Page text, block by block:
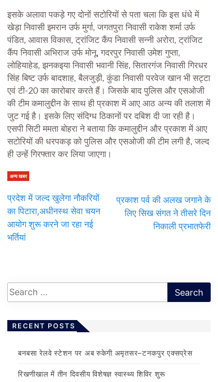
इसके अलावा पकड़े गए दोनों सटोरियों से पता चला कि इस धंधे में
खेड़ा निवासी इमरान उर्फ मुर्गा, जगतपुरा निवासी राकेश शर्मा उर्फ
पंडित, आवास विकास, ट्रांजिट कैंप निवासी सन्नी अरोरा, ट्रांजिट
कैंप निवासी अभिराज उर्फ मोनू, गदरपुर निवासी उमेश गुप्ता,
लोहियाहेड, झनकइया निवासी भवानी सिंह, सितारगंज निवासी गिरधर
सिंह बिष्ट उर्फ बादशाह, बैलजुड़ी, कुंडा निवासी परवेज खान भी सट्टा
एवं टी-20 का कारोबार करते हैं। जिसके बाद पुलिस और एसओजी
की टीम कमालुद्दीन के साथ ही प्रकाश में आए आठ अन्य की तलाश में
जुट गई है। इसके लिए संदिग्ध ठिकानों पर दबिश दी जा रही है।
एसपी सिटी ममता बोहरा ने बताया कि कमालुद्दीन और प्रकाश में आए
सटोरियों की धरपकड़ को पुलिस और एसओजी की टीम लगी है, जल्द
ही उन्हें गिरफ्तार कर लिया जाएगा।
अन्य खबर
प्रदेश में जल्द खुलेगा नौकरियों
का पिटारा,अधीनस्थ सेवा चयन
आयोग शुरू करने जा रहा नई
भर्तियां
प्रकाश पर्व की अलख जगाने के
लिए सिख संगत ने तीसरे दिन
निकाली प्रभातफेरी
RECENT POSTS
बनबसा रेलवे स्टेशन पर अब रुकेगी अमृतसर–टनकपुर एक्सप्रेस
रिखणीखाल में तीन दिवसीय विशेषज्ञ स्वास्थ्य शिविर शुरू